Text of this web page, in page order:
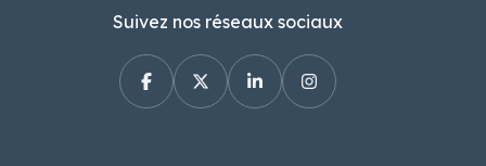
Suivez nos réseaux sociaux